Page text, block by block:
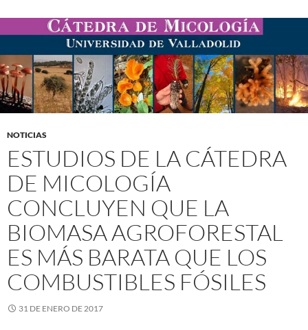
NOTICIAS
ESTUDIOS DE LA CÁTEDRA
DE MICOLOGÍA
CONCLUYEN QUE LA
BIOMASA AGROFORESTAL
ES MÁS BARATA QUE LOS
COMBUSTIBLES FÓSILES
31 DE ENERO DE 2017